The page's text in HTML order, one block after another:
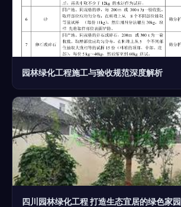
园林绿化工程施工与验收规范深度解析
四川园林绿化工程 打造生态宜居的绿色家园